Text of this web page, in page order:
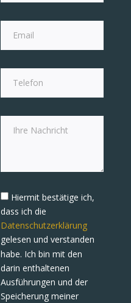
Hiermit bestätige ich,
dass ich die
Datenschutzerklärung
gelesen und verstanden
habe. Ich bin mit den
darin enthaltenen
Ausführungen und der
Speicherung meiner